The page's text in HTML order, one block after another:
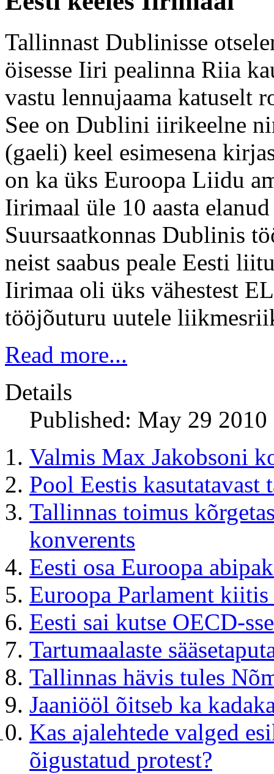
Tallinnast Dublinisse
öisesse Iiri pealinna Riia
vastu lennujaama katuselt
See on Dublini iirikeelne
(gaeli) keel esimesena
on ka üks Euroopa Liidu
Iirimaal üle 10 aasta
Suursaatkonnas Dublinis
neist saabus peale Eesti
Iirimaa oli üks vähestest
tööjõuturu uutele
Read more...
Details
Published: May 29 2010
Valmis Max Jakobsoni
Pool Eestis kasutatavast
Tallinnas toimus
konverents
Eesti osa Euroopa
Euroopa Parlament
Eesti sai kutse OECD-sse
Tartumaalaste
Tallinnas hävis tules
Jaaniööl õitseb ka
Kas ajalehtede valged
õigustatud protest?